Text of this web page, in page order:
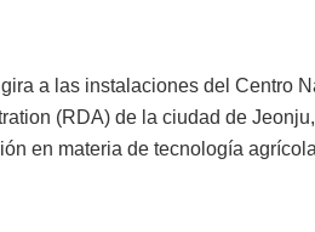
a las instalaciones del Centro
(RDA) de la ciudad de
en materia de tecnología